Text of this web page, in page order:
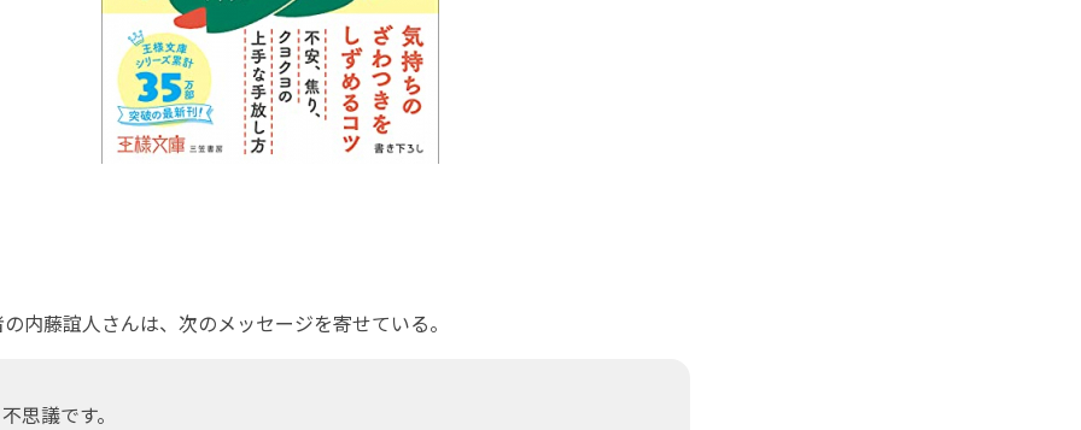
内藤誼人さんは、次のメッセージを寄せている。
思議です。